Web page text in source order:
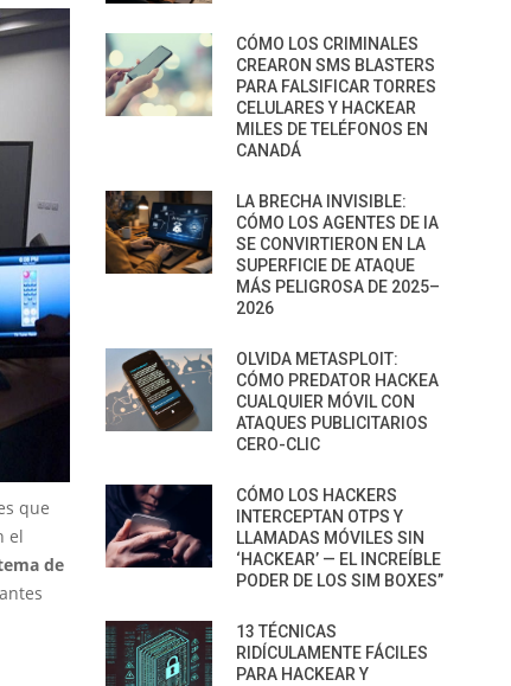
que
el
de
CÓMO LOS CRIMINALES
CREARON SMS BLASTERS
PARA FALSIFICAR TORRES
CELULARES Y HACKEAR
MILES DE TELÉFONOS EN
CANADÁ
LA BRECHA INVISIBLE:
CÓMO LOS AGENTES DE IA
SE CONVIRTIERON EN LA
SUPERFICIE DE ATAQUE
MÁS PELIGROSA DE 2025–
2026
OLVIDA METASPLOIT:
CÓMO PREDATOR HACKEA
CUALQUIER MÓVIL CON
ATAQUES PUBLICITARIOS
CERO-CLIC
CÓMO LOS HACKERS
INTERCEPTAN OTPS Y
LLAMADAS MÓVILES SIN
‘HACKEAR’ — EL INCREÍBLE
PODER DE LOS SIM BOXES”
13 TÉCNICAS
RIDÍCULAMENTE FÁCILES
PARA HACKEAR Y